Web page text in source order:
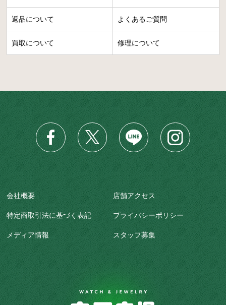
返品について よくあるご質問
買取について 修理について
会社概要 店舗アクセス
特定商取引法に基づく表記 プライバシーポリシー
メディア情報 スタッフ募集